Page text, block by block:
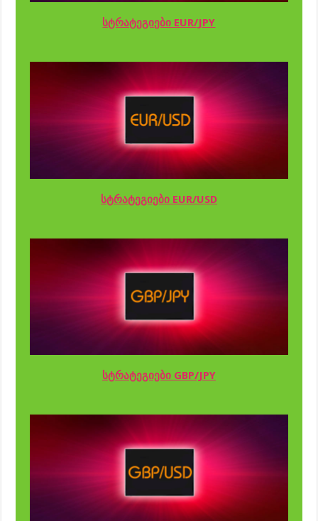
სტრატეგიები EUR/JPY
სტრატეგიები EUR/USD
სტრატეგიები GBP/JPY